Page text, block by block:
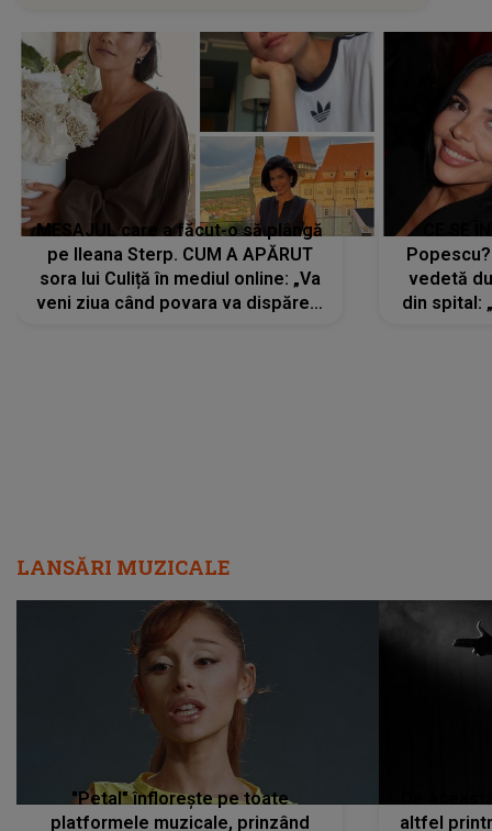
MESAJUL care a făcut-o să plângă
pe Ileana Sterp. CUM A APĂRUT
sora lui Culiță în mediul online: „Va
veni ziua când povara va dispărea,
vedetă
din spital:
LANSĂRI MUZICALE
"Petal" înflorește pe toate
platformele muzicale, prinzând
altfel